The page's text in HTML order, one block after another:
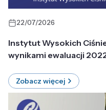
22/07/2026
Instytut Wysokich
wynikami ewaluacji
Zobacz więcej